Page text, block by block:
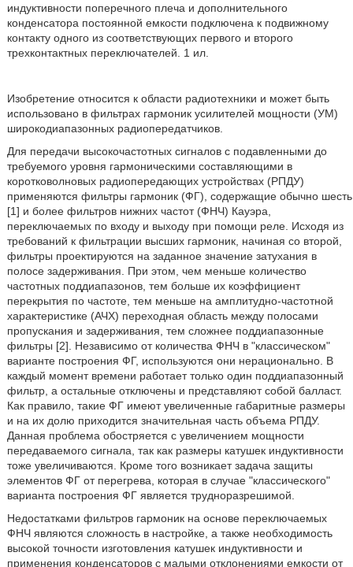
индуктивности поперечного плеча и дополнительного
конденсатора постоянной емкости подключена к подвижному
контакту одного из соответствующих первого и второго
трехконтактных переключателей. 1 ил.
Изобретение относится к области радиотехники и может быть
использовано в фильтрах гармоник усилителей мощности (УМ)
широкодиапазонных радиопередатчиков.
Для передачи высокочастотных сигналов с подавленными до
требуемого уровня гармоническими составляющими в
коротковолновых радиопередающих устройствах (РПДУ)
применяются фильтры гармоник (ФГ), содержащие обычно шесть
[1] и более фильтров нижних частот (ФНЧ) Кауэра,
переключаемых по входу и выходу при помощи реле. Исходя из
требований к фильтрации высших гармоник, начиная со второй,
фильтры проектируются на заданное значение затухания в
полосе задерживания. При этом, чем меньше количество
частотных поддиапазонов, тем больше их коэффициент
перекрытия по частоте, тем меньше на амплитудно-частотной
характеристике (АЧХ) переходная область между полосами
пропускания и задерживания, тем сложнее поддиапазонные
фильтры [2]. Независимо от количества ФНЧ в "классическом"
варианте построения ФГ, используются они нерационально. В
каждый момент времени работает только один поддиапазонный
фильтр, а остальные отключены и представляют собой балласт.
Как правило, такие ФГ имеют увеличенные габаритные размеры
и на их долю приходится значительная часть объема РПДУ.
Данная проблема обостряется с увеличением мощности
передаваемого сигнала, так как размеры катушек индуктивности
тоже увеличиваются. Кроме того возникает задача защиты
элементов ФГ от перегрева, которая в случае "классического"
варианта построения ФГ является трудноразрешимой.
Недостатками фильтров гармоник на основе переключаемых
ФНЧ являются сложность в настройке, а также необходимость
высокой точности изготовления катушек индуктивности и
применения конденсаторов с малыми отклонениями емкости от